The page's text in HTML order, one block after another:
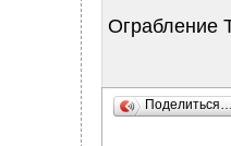
Ограбление